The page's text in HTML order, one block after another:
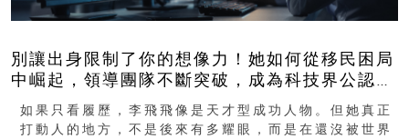
別讓出身限制了你的想像力！她如何從移民困局
中崛起，領導團隊不斷突破，成為科技界公認的
「教母」？
如果只看履歷，李飛飛像是天才型成功人物。但她真正
打動人的地方，不是後來有多耀眼，而是在還沒被世界